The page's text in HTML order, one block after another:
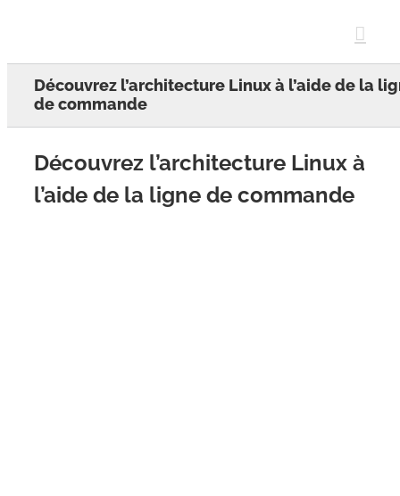
Découvrez l’architecture Linux à l’aide de la
de commande
Découvrez l’architecture Linux à
l’aide de la ligne de commande